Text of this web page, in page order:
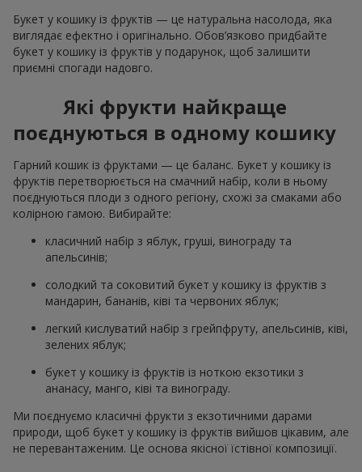
Букет у кошику із фруктів — це натуральна насолода, яка
виглядає ефектно і оригінально. Обов’язково придбайте
букет у кошику із фруктів у подарунок, щоб залишити
приємні спогади надовго.
Які фрукти найкраще
поєднуються в одному кошику
Гарний кошик із фруктами — це баланс. Букет у кошику із
фруктів перетворюється на смачний набір, коли в ньому
поєднуються плоди з одного регіону, схожі за смаками або
колірною гамою. Вибирайте:
класичний набір з яблук, груші, винограду та
апельсинів;
солодкий та соковитий букет у кошику із фруктів з
мандарин, бананів, ківі та червоних яблук;
легкий кислуватий набір з грейпфруту, апельсинів, ківі,
зелених яблук;
букет у кошику із фруктів із ноткою екзотики з
ананасу, манго, ківі та винограду.
Ми поєднуємо класичні фрукти з екзотичними дарами
природи, щоб букет у кошику із фруктів вийшов цікавим, але
не перевантаженим. Це основа якісної їстівної композиції.